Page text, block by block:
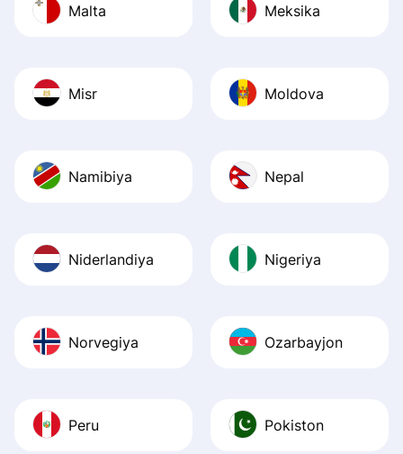
Malta Meksika
Misr Moldova
Namibiya Nepal
Niderlandiya Nigeriya
Norvegiya Ozarbayjon
Peru Pokiston